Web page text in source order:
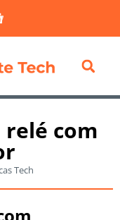
com
Tech